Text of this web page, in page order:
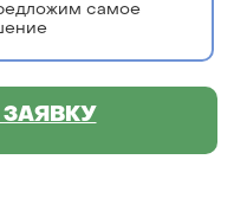
самое